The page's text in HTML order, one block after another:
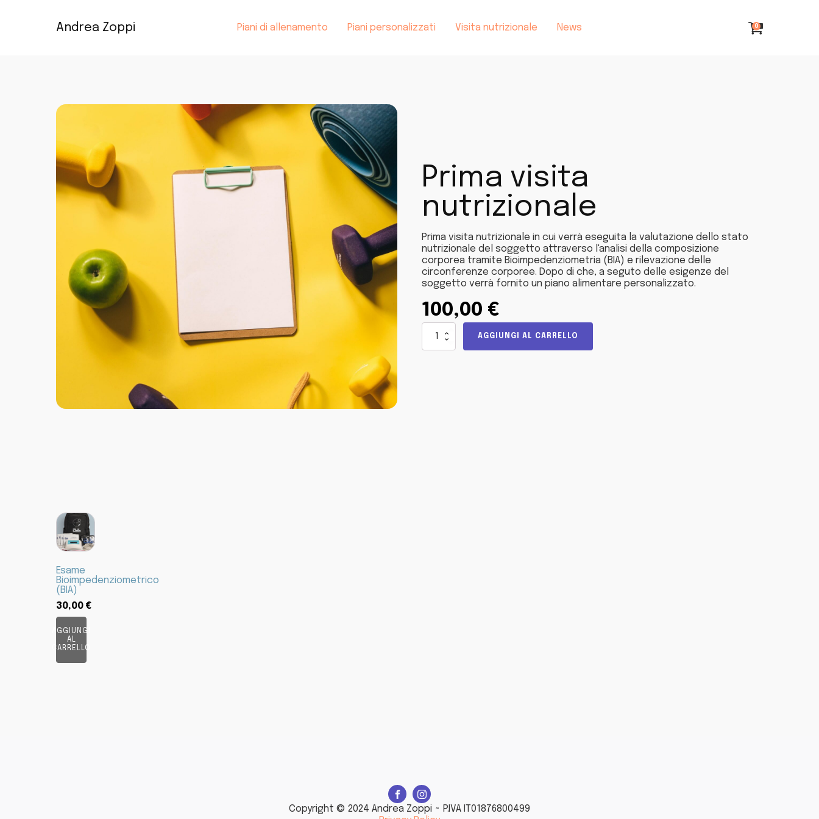
Andrea Zoppi Piani di allenamento Piani personalizzati Visita nutrizionale News 0
Prima visita
nutrizionale
Prima visita nutrizionale in cui verrà eseguita la valutazione dello stato
nutrizionale del soggetto attraverso l'analisi della composizione
corporea tramite Bioimpedenziometria (BIA) e rilevazione delle
circonferenze corporee. Dopo di che, a seguto delle esigenze del
soggetto verrà fornito un piano alimentare personalizzato.
100,00 €
Prima
visita
nutrizionale
AGGIUNGI AL CARRELLO
Esame
Bioimpedenziometrico
(BIA)
30,00 €
AGGIUNGI
AL
CARRELLO
Copyright © 2024 Andrea Zoppi ~ P.IVA IT01876800499